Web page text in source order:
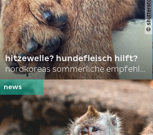
hitzewelle? hundefleisch hilft?
nordkoreas sommerliche empfehlungen